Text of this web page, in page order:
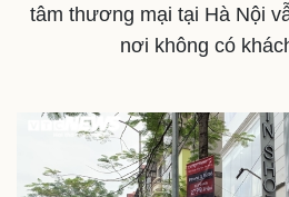
tâm thương mại tại Hà Nội
nơi không có